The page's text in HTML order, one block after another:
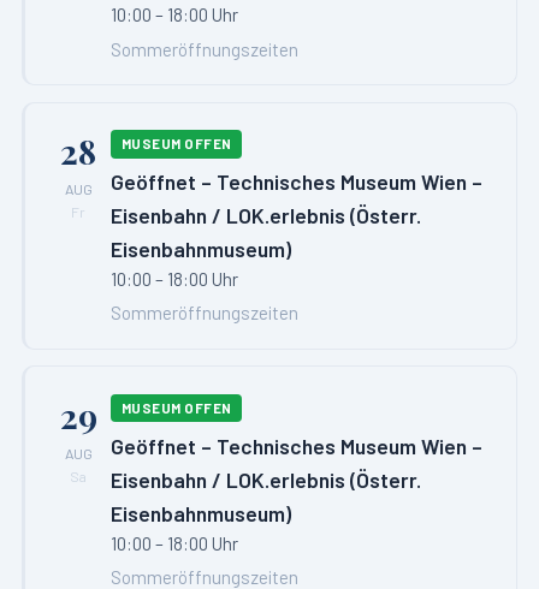
10:00 – 18:00 Uhr
Sommeröffnungszeiten
28
AUG
Fr
MUSEUM OFFEN
Geöffnet – Technisches Museum Wien –
Eisenbahn / LOK.erlebnis (Österr.
Eisenbahnmuseum)
10:00 – 18:00 Uhr
Sommeröffnungszeiten
29
AUG
Sa
MUSEUM OFFEN
Geöffnet – Technisches Museum Wien –
Eisenbahn / LOK.erlebnis (Österr.
Eisenbahnmuseum)
10:00 – 18:00 Uhr
Sommeröffnungszeiten